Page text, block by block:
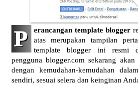
P erancangan template blogger
atas merupakan tampilan
template blogger ini resmi
pengguna blogger.com sekarang
dengan kemudahan-kemudahan
sendiri, sesuai selera dan keinginan